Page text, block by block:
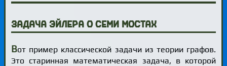
Задача Эйлера о семи мостах
Вот пример классической задачи из теории графов.
Это старинная математическая задача, в которой